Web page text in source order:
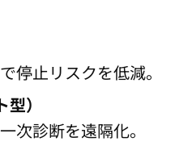
で停止リスクを低減。
）
次診断を遠隔化。